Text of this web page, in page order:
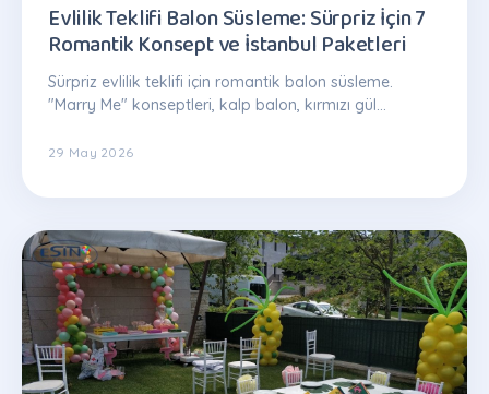
Evlilik Teklifi Balon Süsleme: Sürpriz İçin 7
Romantik Konsept ve İstanbul Paketleri
Sürpriz evlilik teklifi için romantik balon süsleme.
"Marry Me" konseptleri, kalp balon, kırmızı gül
29 May 2026